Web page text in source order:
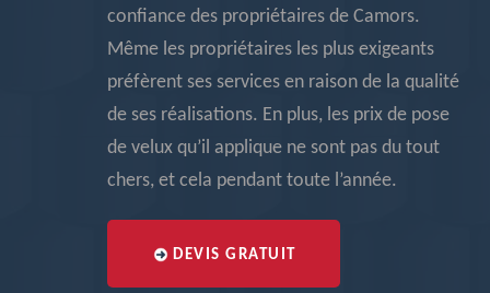
confiance des propriétaires de Camors.
Même les propriétaires les plus exigeants
préfèrent ses services en raison de la qualité
de ses réalisations. En plus, les prix de pose
de velux qu’il applique ne sont pas du tout
chers, et cela pendant toute l’année.
DEVIS GRATUIT